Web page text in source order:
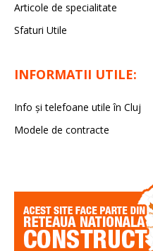
Articole de specialitate
Sfaturi Utile
INFORMATII UTILE:
Info și telefoane utile în Cluj
Modele de contracte